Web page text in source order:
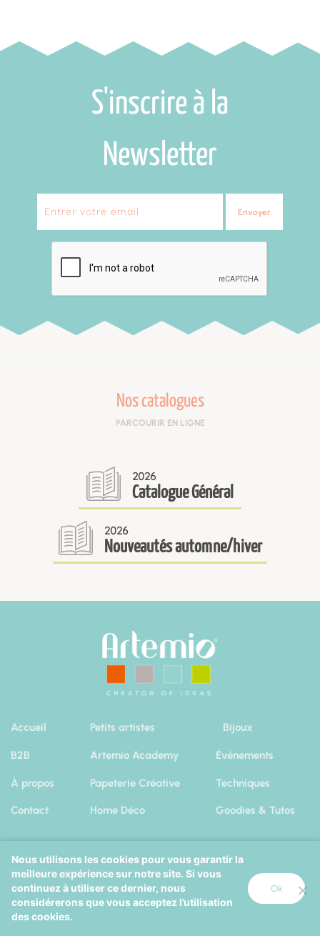
S'inscrire à la
Newsletter
Envoyer
Nos catalogues
PARCOURIR EN LIGNE
2026
Catalogue Général
2026
Nouveautés automne/hiver
Accueil
B2B
À propos
Contact
Petits artistes
Artemio Academy
Papeterie Créative
Home Déco
Bijoux
Événements
Techniques
Goodies & Tutos
Artemio 2019 | Mentions Légales Cookies
Nous utilisons les cookies pour vous garantir la
meilleure expérience sur notre site. Si vous
continuez à utiliser ce dernier, nous
considérerons que vous acceptez l’utilisation
des cookies.
Ok